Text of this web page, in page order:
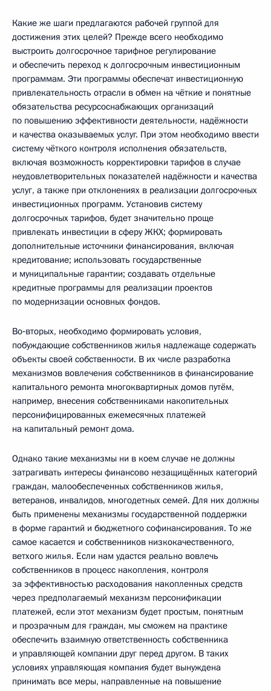
Какие же шаги предлагаются рабочей группой для
достижения этих целей? Прежде всего необходимо
выстроить долгосрочное тарифное регулирование
и обеспечить переход к долгосрочным инвестиционным
программам. Эти программы обеспечат инвестиционную
привлекательность отрасли в обмен на чёткие и понятные
обязательства ресурсоснабжающих организаций
по повышению эффективности деятельности, надёжности
и качества оказываемых услуг. При этом необходимо ввести
систему чёткого контроля исполнения обязательств,
включая возможность корректировки тарифов в случае
неудовлетворительных показателей надёжности и качества
услуг, а также при отклонениях в реализации долгосрочных
инвестиционных программ. Установив систему
долгосрочных тарифов, будет значительно проще
привлекать инвестиции в сферу ЖКХ; формировать
дополнительные источники финансирования, включая
кредитование; использовать государственные
и муниципальные гарантии; создавать отдельные
кредитные программы для реализации проектов
по модернизации основных фондов.
Во‑вторых, необходимо формировать условия,
побуждающие собственников жилья надлежаще содержать
объекты своей собственности. В их числе разработка
механизмов вовлечения собственников в финансирование
капитального ремонта многоквартирных домов путём,
например, внесения собственниками накопительных
персонифицированных ежемесячных платежей
на капитальный ремонт дома.
Однако такие механизмы ни в коем случае не должны
затрагивать интересы финансово незащищённых категорий
граждан, малообеспеченных собственников жилья,
ветеранов, инвалидов, многодетных семей. Для них должны
быть применены механизмы государственной поддержки
в форме гарантий и бюджетного софинансирования. То же
самое касается и собственников низкокачественного,
ветхого жилья. Если нам удастся реально вовлечь
собственников в процесс накопления, контроля
за эффективностью расходования накопленных средств
через предполагаемый механизм персонификации
платежей, если этот механизм будет простым, понятным
и прозрачным для граждан, мы сможем на практике
обеспечить взаимную ответственность собственника
и управляющей компании друг перед другом. В таких
условиях управляющая компания будет вынуждена
принимать все меры, направленные на повышение